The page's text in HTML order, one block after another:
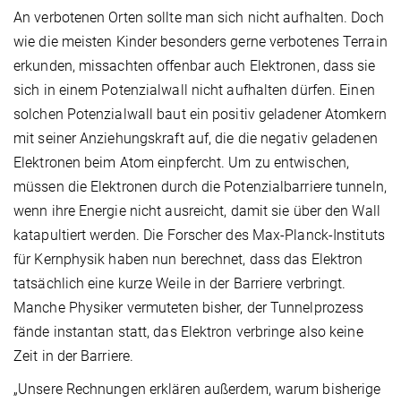
An verbotenen Orten sollte man sich nicht aufhalten. Doch
wie die meisten Kinder besonders gerne verbotenes Terrain
erkunden, missachten offenbar auch Elektronen, dass sie
sich in einem Potenzialwall nicht aufhalten dürfen. Einen
solchen Potenzialwall baut ein positiv geladener Atomkern
mit seiner Anziehungskraft auf, die die negativ geladenen
Elektronen beim Atom einpfercht. Um zu entwischen,
müssen die Elektronen durch die Potenzialbarriere tunneln,
wenn ihre Energie nicht ausreicht, damit sie über den Wall
katapultiert werden. Die Forscher des Max-Planck-Instituts
für Kernphysik haben nun berechnet, dass das Elektron
tatsächlich eine kurze Weile in der Barriere verbringt.
Manche Physiker vermuteten bisher, der Tunnelprozess
fände instantan statt, das Elektron verbringe also keine
Zeit in der Barriere.
„Unsere Rechnungen erklären außerdem, warum bisherige